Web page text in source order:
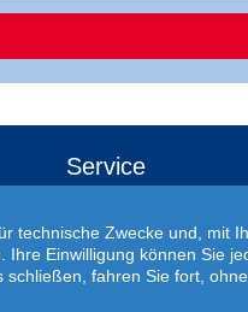
Service
Buchungsablauf
Einreisebestimmungen
technische Zwecke und, mit
Ihre Einwilligung können Sie
fahren Sie fort,